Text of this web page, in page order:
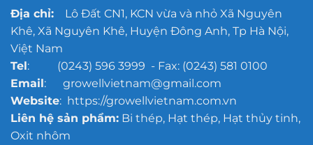
Địa chỉ:Lô Đất CN1, KCN vừa và nhỏ Xã Nguyên
Khê, Xã Nguyên Khê, Huyện Đông Anh, Tp Hà Nội,
Việt Nam
Tel: (0243) 596 3999 - Fax: (0243) 581 0100
Email: growellvietnam@gmail.com
Website: https://growellvietnam.com.vn
Liên hệ sản phẩm:Bi thép, Hạt thép, Hạt thủy tinh,
Oxit nhôm